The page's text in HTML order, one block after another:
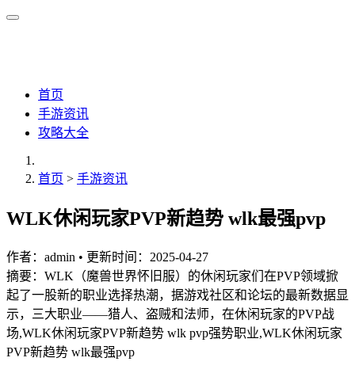
首页
手游资讯
攻略大全
首页 > 手游资讯
WLK休闲玩家PVP新趋势 wlk最强pvp
作者： admin • 更新时间：2025-04-27
摘要：WLK（魔兽世界怀旧服）的休闲玩家们在PVP领域掀
起了一股新的职业选择热潮，据游戏社区和论坛的最新数据显
示，三大职业——猎人、盗贼和法师，在休闲玩家的PVP战
场,WLK休闲玩家PVP新趋势 wlk pvp强势职业,WLK休闲玩家
PVP新趋势 wlk最强pvp